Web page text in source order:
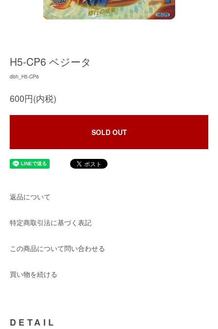
H5-CP6 ベジータ
dbh_H5-CP6
600円(内税)
SOLD OUT
返品について
特定商取引法に基づく表記
この商品について問い合わせる
買い物を続ける
DETAIL